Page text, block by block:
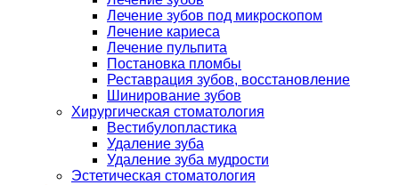
Лечение зубов под микроскопом
Лечение кариеса
Лечение пульпита
Постановка пломбы
Реставрация зубов, восстановление
Шинирование зубов
Хирургическая стоматология
Вестибулопластика
Удаление зуба
Удаление зуба мудрости
Эстетическая стоматология